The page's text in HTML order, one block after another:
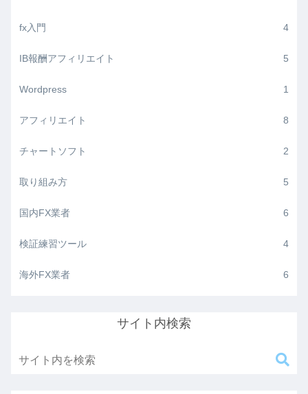
fx入門 4
IB報酬アフィリエイト 5
Wordpress 1
アフィリエイト 8
チャートソフト 2
取り組み方 5
国内FX業者 6
検証練習ツール 4
海外FX業者 6
サイト内検索